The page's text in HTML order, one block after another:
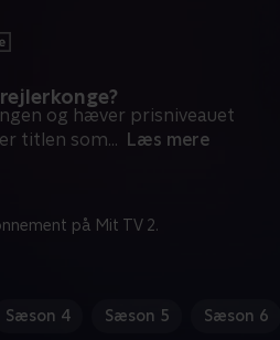
og hæver prisniveauet
titlen som... Læs mere
på Mit TV 2.
Sæson 4 Sæson 5 Sæson 6